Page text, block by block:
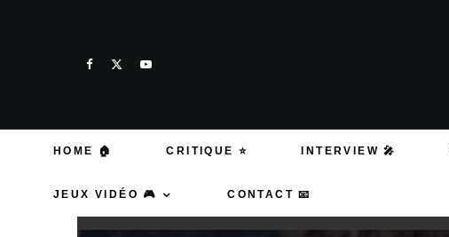
HOME 🏠 CRITIQUE ⭐ INTERVIEW 🎤
JEUX VIDÉO 🎮 CONTACT 📧